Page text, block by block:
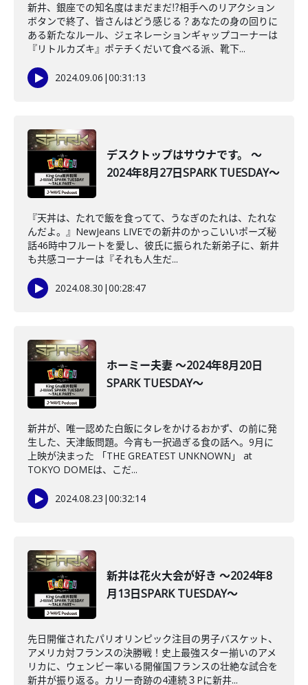
新井、銀座での知名度はまだまだ⁉相手へのリアクション
ボタンで終了、皆さんはどう感じる？あなたの身の回りに
ある新たなルール、ジェネレーションギャップコーナーは
『リトルカズキ』ポテチくだいて食べる派、靴下...
2024.09.06 |00:31:13
デスクトップはサウナです。 ～
2024年8月27日SPARK TUESDAY～
『天丼は、たれで飯を食ってて、うなぎのたれは、たれな
んだよ。』NewJeans LIVEでの新井のかっこいいポーズ秘
話46時中フルートを愛し、彼氏に振られた新弟子に、新井
も共感コーナーは『それも人生だ...
2024.08.30 |00:28:47
ホーミー夫妻 ～2024年8月20日
SPARK TUESDAY～
新井が、唯一認めた白飯にタレをかけるおかず、の前に発
生した、天津飯問題。今宵も一択過ぎる食の話へ。9月に
上映が決まった 「THE GREATEST UNKNOWN」 at
TOKYO DOMEは、こだ...
2024.08.23 |00:32:14
新井は花火大会が好き ～2024年8
月13日SPARK TUESDAY～
先日開催されたパリオリンピック注目の男子バスケット、
アメリカ対フランスの決勝戦！史上最強スター揃いのアメ
リカに、ウェンビー率いる開催国フランスの壮絶な試合を
新井が振り返る。カリー奇跡の4連続３Pに新井...